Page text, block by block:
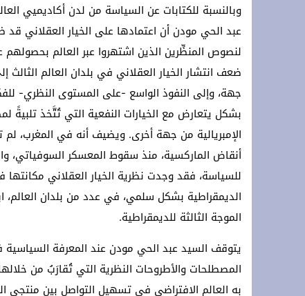
وبالنسبة للكتابات عن السياسة من لدن أكاديميي
عبد الحي مودن أن اعتمادها على الخيار العقلاني قد
لنصوص المنظِّرين الذين اشتهروا عبر العالم بحصولهم
ضعف انتشار الخيار العقلاني في بلدان العالم
جهة، وإلى النفوذ الواسع -على المستوى النظري-
بشكل يتعارض مع الخيارات النفعية التي تُتَّخذ تلبيةً
الإمبريالية من جهة أخرى. ويضيف أنه في المغرب، لم
أنقاض الماركسية، منذ سقوط المعسكر السوفياتي،
للسياسة، فقد وجدت نظرية الخيار العقلاني
الديمقراطية بشكل سلمي، في عدد من بلدان العالم،
الموجة الثالثة للديمقراطية.
يتوقف السيد عبد الحي مودن عند المعرفة السياسية
المصطلحات والأطروحات النظرية التي تُقارَبُ من
به العالم الافتراضي في تسهيل التواصل بين